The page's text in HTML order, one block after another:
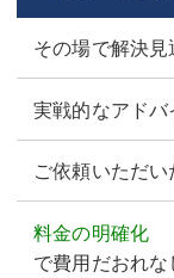
その場で解決
実戦的なアドバ
ご依頼いただ
料金の明確化
で費用だおれな